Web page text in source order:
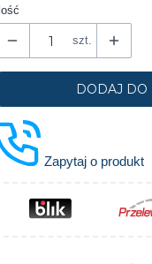
Ilość
szt.
DODAJ DO
Zapytaj o produkt